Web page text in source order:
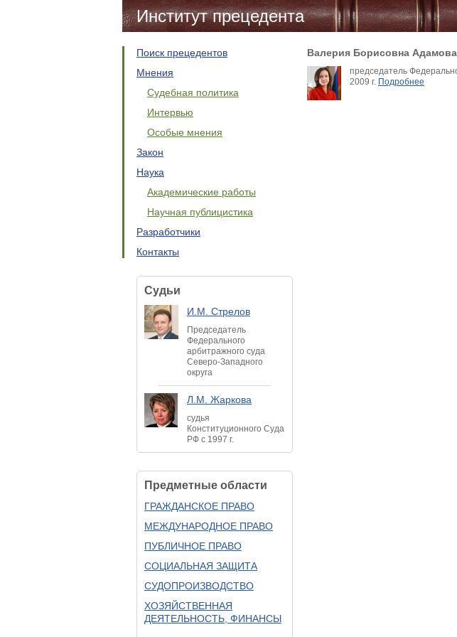
Институт прецедента
Поиск прецедентов
Мнения
Судебная политика
Интервью
Особые мнения
Закон
Наука
Академические работы
Научная публицистика
Разработчики
Контакты
Судьи
И.М. Стрелов
Председатель
Федерального
арбитражного суда
Северо-Западного
округа
Л.М. Жаркова
судья
Конституционного Суда
РФ с 1997 г.
Предметные области
ГРАЖДАНСКОЕ ПРАВО
МЕЖДУНАРОДНОЕ ПРАВО
ПУБЛИЧНОЕ ПРАВО
СОЦИАЛЬНАЯ ЗАЩИТА
СУДОПРОИЗВОДСТВО
ХОЗЯЙСТВЕННАЯ
ДЕЯТЕЛЬНОСТЬ, ФИНАНСЫ
Валерия Борисовна Адамова
председатель
2009 г. Подробнее